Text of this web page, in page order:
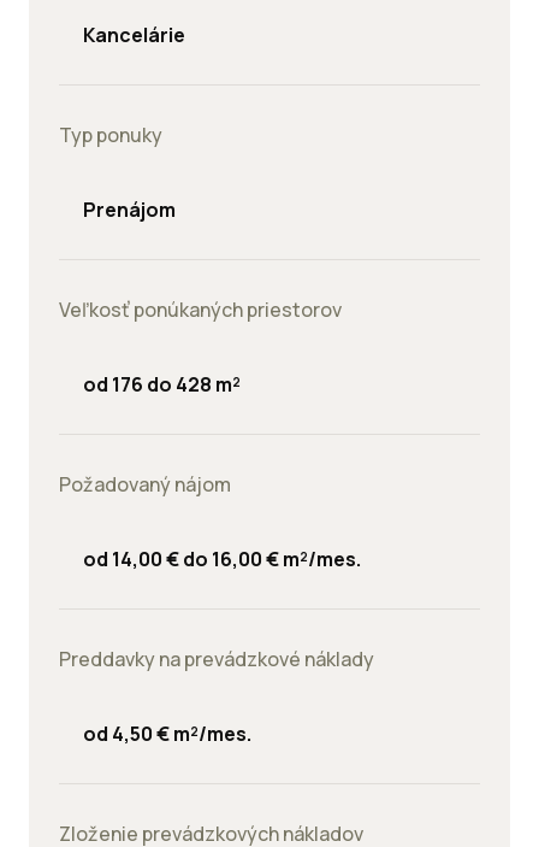
Kancelárie
Typ ponuky
Prenájom
Veľkosť ponúkaných priestorov
od 176 do 428 m²
Požadovaný nájom
od 14,00 € do 16,00 € m²/mes.
Preddavky na prevádzkové náklady
od 4,50 € m²/mes.
Zloženie prevádzkových nákladov